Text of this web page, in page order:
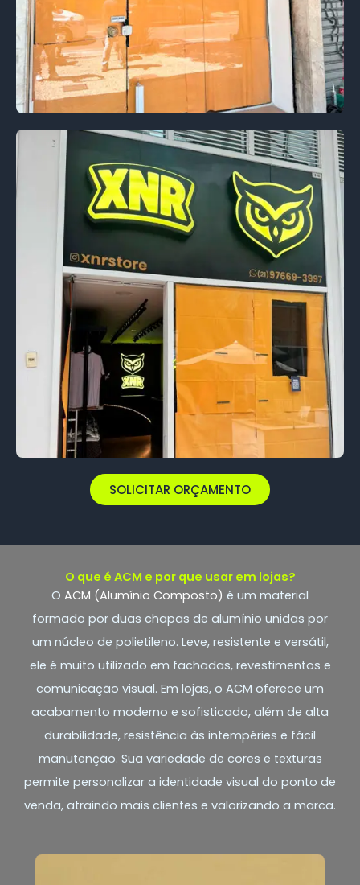
SOLICITAR ORÇAMENTO
O que é ACM e por que usar em lojas?
O ACM (Alumínio Composto) é um material
formado por duas chapas de alumínio unidas por
um núcleo de polietileno. Leve, resistente e versátil,
ele é muito utilizado em fachadas, revestimentos e
comunicação visual. Em lojas, o ACM oferece um
acabamento moderno e sofisticado, além de alta
durabilidade, resistência às intempéries e fácil
manutenção. Sua variedade de cores e texturas
permite personalizar a identidade visual do ponto de
venda, atraindo mais clientes e valorizando a marca.